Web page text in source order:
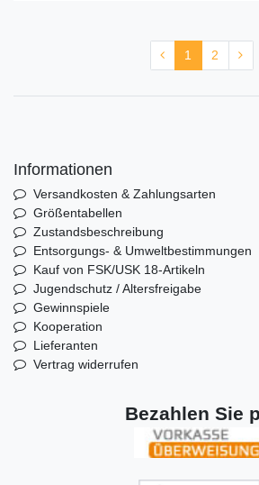
1 2
Informationen
Versandkosten & Zahlungsarten
Größentabellen
Zustandsbeschreibung
Entsorgungs- & Umweltbestimmungen
Kauf von FSK/USK 18-Artikeln
Jugendschutz / Altersfreigabe
Gewinnspiele
Kooperation
Lieferanten
Vertrag widerrufen
Bezahlen Sie